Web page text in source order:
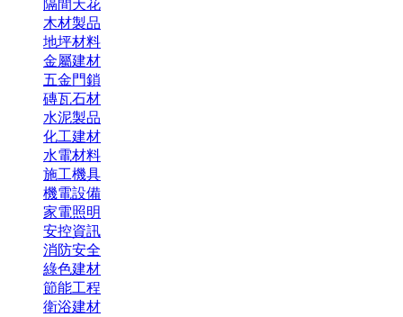
隔間天花
木材製品
地坪材料
金屬建材
五金門鎖
磚瓦石材
水泥製品
化工建材
水電材料
施工機具
機電設備
家電照明
安控資訊
消防安全
綠色建材
節能工程
衛浴建材